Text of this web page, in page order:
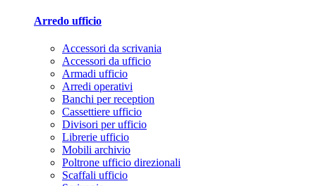
Arredo ufficio
Accessori da scrivania
Accessori da ufficio
Armadi ufficio
Arredi operativi
Banchi per reception
Cassettiere ufficio
Divisori per ufficio
Librerie ufficio
Mobili archivio
Poltrone ufficio direzionali
Scaffali ufficio